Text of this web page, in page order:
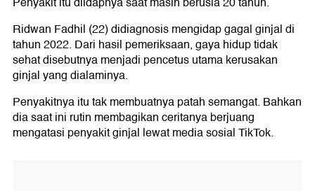
Ridwan Fadhil (22) didiagnosis mengidap gagal ginjal di
tahun 2022. Dari hasil pemeriksaan, gaya hidup tidak
sehat disebutnya menjadi pencetus utama kerusakan
ginjal yang dialaminya.
Penyakitnya itu tak membuatnya patah semangat. Bahkan
dia saat ini rutin membagikan ceritanya berjuang
mengatasi penyakit ginjal lewat media sosial TikTok.